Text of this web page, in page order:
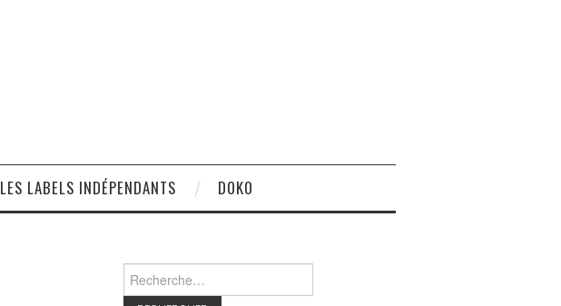
LES LABELS INDÉPENDANTS DOKO